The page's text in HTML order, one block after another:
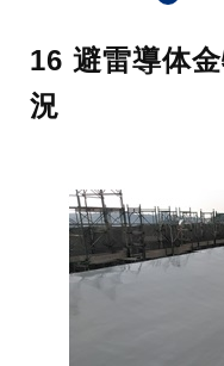
16 避雷導体
況